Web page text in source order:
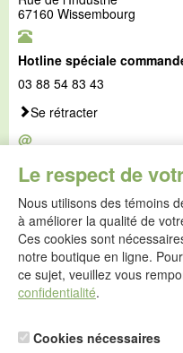
Le respect de
Nous utilisons des témoins
à améliorer la qualité de
Ces cookies sont
notre boutique en ligne.
ce sujet, veuillez vous
confidentialité.
Cookies nécessaires
67160 Wissembourg
Hotline spéciale
03 88 54 83 43
Se rétracter
@
service@idealsko.fr
@
Formulaire de contact
Aller au formulaire de